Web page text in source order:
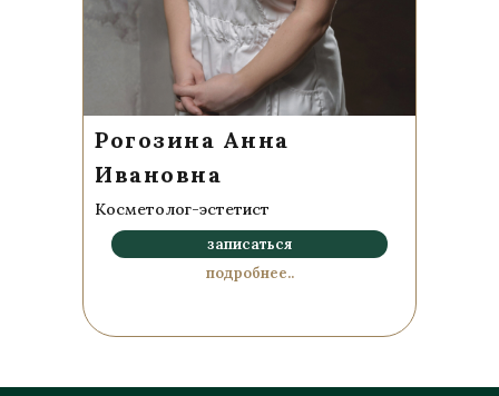
Рогозина Анна
Ивановна
Косметолог-эстетист
записаться
подробнее..